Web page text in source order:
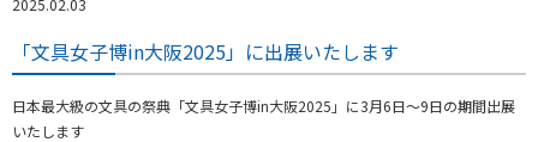
2025.02.03
「文具女子博in大阪2025」に出展いたします
日本最大級の文具の祭典「文具女子博in大阪2025」に3月6日～9日の期間出展
いたします